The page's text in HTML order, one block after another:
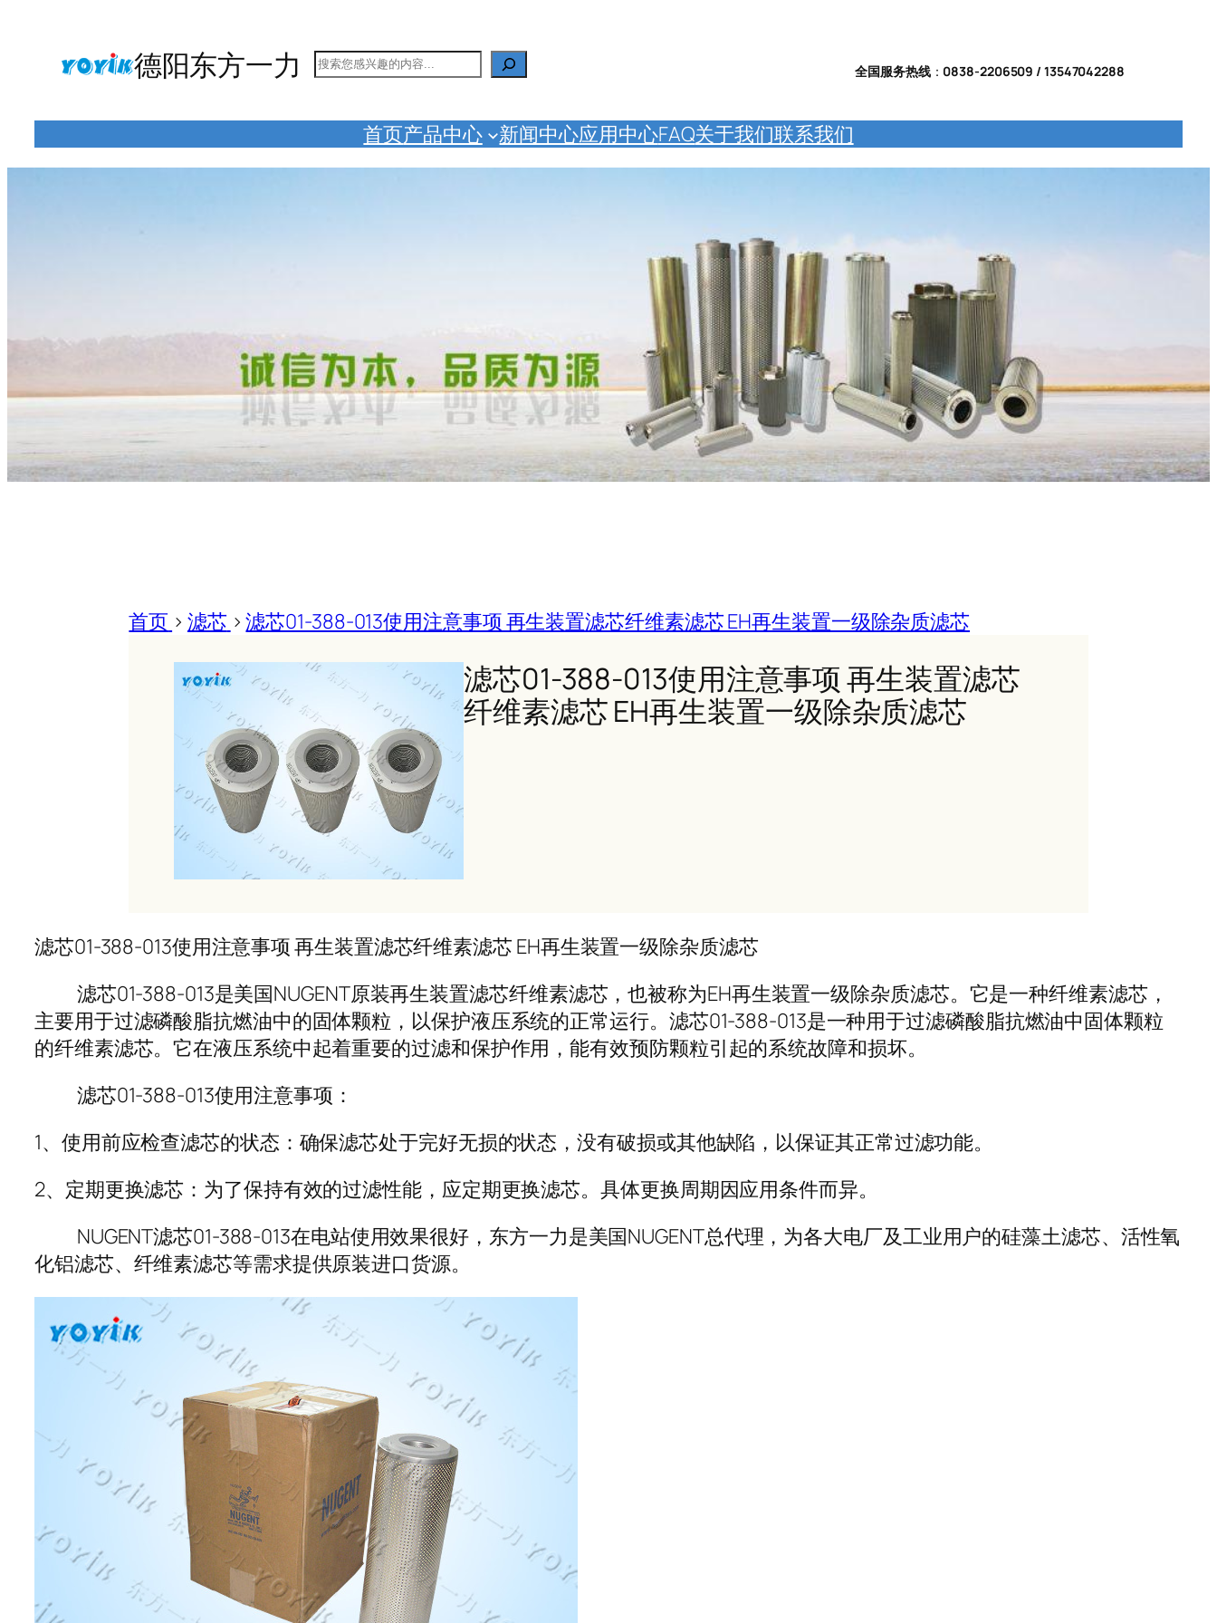
德阳东方一力
搜
全国服务热线： 0838-2206509 / 13547042288
首页产品中心 新闻中心应用中心FAQ关于我们联系我们
首页 > 滤芯 >滤芯01-388-013使用注意事项 再生装置滤芯纤维素滤芯 EH再生装置一级除杂质滤芯
滤芯01-388-013使用注意事项 再生装置滤芯
纤维素滤芯 EH再生装置一级除杂质滤芯
滤芯01-388-013使用注意事项 再生装置滤芯纤维素滤芯 EH再生装置一级除杂质滤芯
滤芯01-388-013是美国NUGENT原装再生装置滤芯纤维素滤芯，也被称为EH再生装置一级除杂质滤芯。它是一种纤维素滤芯，
主要用于过滤磷酸脂抗燃油中的固体颗粒，以保护液压系统的正常运行。滤芯01-388-013是一种用于过滤磷酸脂抗燃油中固体颗粒
的纤维素滤芯。它在液压系统中起着重要的过滤和保护作用，能有效预防颗粒引起的系统故障和损坏。
滤芯01-388-013使用注意事项：
1、使用前应检查滤芯的状态：确保滤芯处于完好无损的状态，没有破损或其他缺陷，以保证其正常过滤功能。
2、定期更换滤芯：为了保持有效的过滤性能，应定期更换滤芯。具体更换周期因应用条件而异。
NUGENT滤芯01-388-013在电站使用效果很好，东方一力是美国NUGENT总代理，为各大电厂及工业用户的硅藻土滤芯、活性氧
化铝滤芯、纤维素滤芯等需求提供原装进口货源。